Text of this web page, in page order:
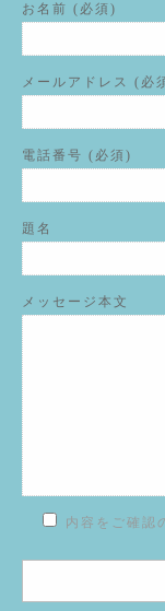
お名前 (必須)
メールアドレス (必
電話番号 (必須)
題名
メッセージ本文
内容をご確認